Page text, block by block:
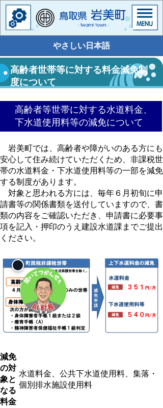
やさしい日本語
高齢者世帯等に対する料金減免制
度について
高齢者等世帯に対する水道料金、
下水道使用料等の減免について
岩美町では、高齢者や障がいのある方にも
安心して住み続けていただくため、非課税世
帯の水道料金・下水道使用料等の一部を減免
する制度があります。
対象と思われる方には、毎年６月初旬に申
請書等の関係書類を送付していますので、書
類の内容をご確認いただき、申請書に必要事
項を記入・押印のうえ建設水道課までご提出
ください。
減免
の対
象と
なる
料金
水道料金、公共下水道使用料、集落・
個別排水施設使用料